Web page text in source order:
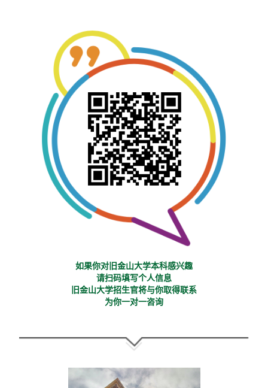
如果你对旧金山大学本科感兴趣
请扫码填写个人信息
旧金山大学招生官将与你取得联系
为你一对一咨询